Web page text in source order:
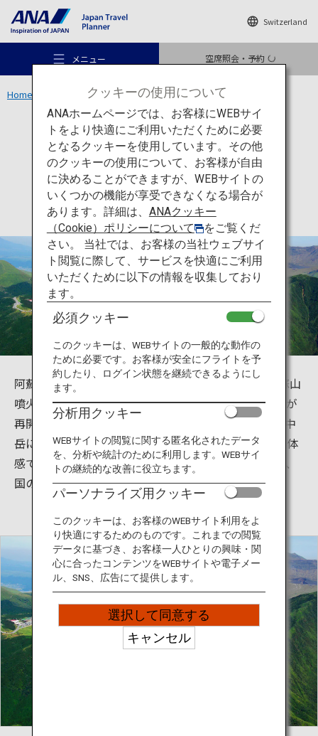
Switzerland
メニュー 空席照会・予約
おすすめの旅
旅のアイデア
行き先
旅のお役立ち情報
ANA サービス
Home 九州エリア 阿蘇山
アクティビティ 熊本
阿蘇山
阿蘇山火口の観光・見学が再開。平成28年10月の阿蘇山
噴火以来規制が続いていましたが、現在は見学コースが
再開しています。熊本県阿蘇地方の阿蘇五岳の一つ、中
岳にある阿蘇中岳第一火口は、活火山の活動を間近で体
感できる世界でもまれな観光スポットです。（手前は、
国の名勝及び天然記念物「草千里ケ浜」）
クッキーの使用について
ANAホームページでは、お客様にWEBサイ
トをより快適にご利用いただくために必要
となるクッキーを使用しています。その他
のクッキーの使用について、お客様が自由
に決めることができますが、WEBサイトの
いくつかの機能が享受できなくなる場合が
あります。詳細は、 ANAクッキー
（Cookie）ポリシーについて
をご覧くだ
さい。 当社では、お客様の当社ウェブサイ
ト閲覧に際して、サービスを快適にご利用
いただくために以下の情報を収集しており
ます。
必須クッキー
このクッキーは、WEBサイトの一般的な動作の
ために必要です。お客様が安全にフライトを予
約したり、ログイン状態を継続できるようにし
ます。
分析用クッキー
WEBサイトの閲覧に関する匿名化されたデータ
を、分析や統計のために利用します。WEBサイ
トの継続的な改善に役立ちます。
パーソナライズ用クッキー
このクッキーは、お客様のWEBサイト利用をよ
り快適にするためのものです。これまでの閲覧
データに基づき、お客様一人ひとりの興味・関
心に合ったコンテンツをWEBサイトや電子メー
ル、SNS、広告にて提供します。
選択して同意する
キャンセル